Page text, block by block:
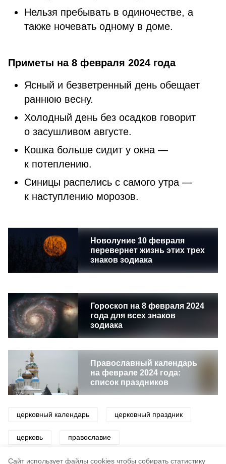
Cайт использует файлы cookies чтобы собирать статистику
Нельзя пребывать в одиночестве, а
также ночевать одному в доме.
Приметы на 8 февраля 2024 года
Ясный и безветренный день обещает
раннюю весну.
Холодный день без осадков говорит
о засушливом августе.
Кошка больше сидит у окна —
к потеплению.
Синицы распелись с самого утра —
к наступлению морозов.
Новолуние 10 февраля
перевернет жизнь этих трех
знаков зодиака
Гороскоп на 8 февраля 2024
года для всех знаков
зодиака
Православный календарь
на феврале 2024 года:
список праздников
церковный календарь церковный праздник
церковь православие
православные праздники приметы